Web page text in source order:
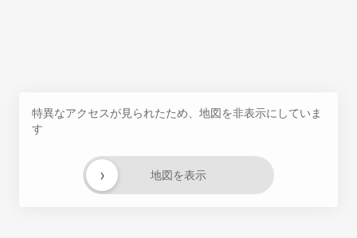
特異なアクセスが見られたため、地図を非表示にしていま
す
地図を表示
›